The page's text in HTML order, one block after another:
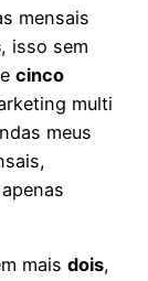
mensais
, isso sem
cinco
multi
meus
mais dois,